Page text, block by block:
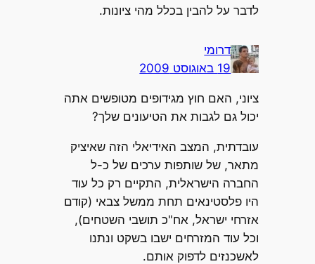
לדבר על להבין בכלל מהי ציונות.
דרומי
19 באוגוסט 2009
ציוני, האם חוץ מגידופים מטופשים אתה
יכול גם לגבות את הטיעונים שלך?
עובדתית, המצב האידיאלי הזה שאיציק
מתאר, של שותפות ערכים של כ-ל
החברה הישראלית, התקיים רק כל עוד
היו פלסטינאים תחת ממשל צבאי (קודם
אזרחי ישראל, אח"כ תושבי השטחים),
וכל עוד המזרחים ישבו בשקט ונתנו
לאשכנזים לדפוק אותם.